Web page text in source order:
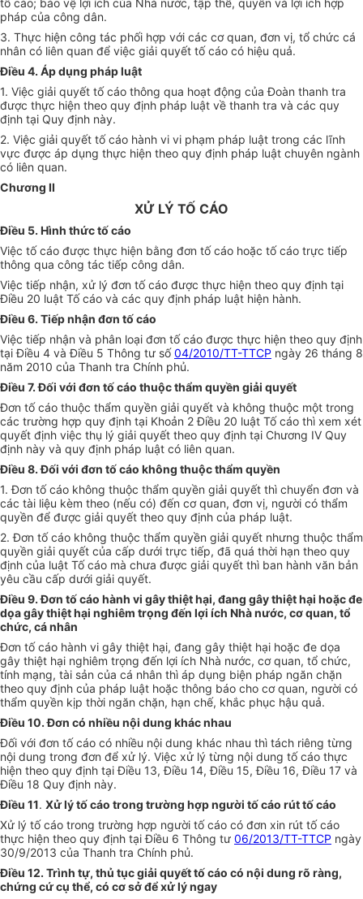
tố cáo; bảo vệ lợi ích của Nhà nước, tập thể, quyền và lợi ích hợp
pháp của công dân.
3. Thực hiện công tác phối hợp với các cơ quan, đơn vị, tổ chức cá
nhân có liên quan để việc giải quyết tố cáo có hiệu quả.
Điều 4. Áp dụng pháp luật
1. Việc giải quyết tố cáo thông qua hoạt động của Đoàn thanh tra
được thực hiện theo quy định pháp luật về thanh tra và các quy
định tại Quy định này.
2. Việc giải quyết tố cáo hành vi vi phạm pháp luật trong các lĩnh
vực được áp dụng thực hiện theo quy định pháp luật chuyên ngành
có liên quan.
Chương II
XỬ LÝ TỐ CÁO
Điều 5. Hình thức tố cáo
Việc tố cáo được thực hiện bằng đơn tố cáo hoặc tố cáo trực tiếp
thông qua công tác tiếp công dân.
Việc tiếp nhận, xử lý đơn tố cáo được thực hiện theo quy định tại
Điều 20 luật Tố cáo và các quy định pháp luật hiện hành.
Điều 6. Tiếp nhận đơn tố cáo
Việc tiếp nhận và phân loại đơn tố cáo được thực hiện theo quy định
tại Điều 4 và Điều 5 Thông tư số04/2010/TT-TTCP ngày 26 tháng 8
năm 2010 của Thanh tra Chính phủ.
Điều 7. Đối với đơn tố cáo thuộc thẩm quyền giải quyết
Đơn tố cáo thuộc thẩm quyền giải quyết và không thuộc một trong
các trường hợp quy định tại Khoản 2 Điều 20 luật Tố cáo thì xem xét
quyết định việc thụ lý giải quyết theo quy định tại Chương IV Quy
định này và quy định pháp luật có liên quan.
Điều 8. Đối với đơn tố cáo không thuộc thẩm quyền
1. Đơn tố cáo không thuộc thẩm quyền giải quyết thì chuyển đơn và
các tài liệu kèm theo (nếu có) đến cơ quan, đơn vị, người có thẩm
quyền để được giải quyết theo quy định của pháp luật.
2. Đơn tố cáo không thuộc thẩm quyền giải quyết nhưng thuộc thẩm
quyền giải quyết của cấp dưới trực tiếp, đã quá thời hạn theo quy
định của luật Tố cáo mà chưa được giải quyết thì ban hành văn bản
yêu cầu cấp dưới giải quyết.
Điều 9. Đơn tố cáo hành vi gây thiệt hại, đang gây thiệt hại hoặc đe
dọa gây thiệt hại nghiêm trọng đến lợi ích Nhà nước, cơ quan, tổ
chức, cá nhân
Đơn tố cáo hành vi gây thiệt hại, đang gây thiệt hại hoặc đe dọa
gây thiệt hại nghiêm trọng đến lợi ích Nhà nước, cơ quan, tổ chức,
tính mạng, tài sản của cá nhân thì áp dụng biện pháp ngăn chặn
theo quy định của pháp luật hoặc thông báo cho cơ quan, người có
thẩm quyền kịp thời ngăn chặn, hạn chế, khắc phục hậu quả.
Điều 10. Đơn có nhiều nội dung khác nhau
Đối với đơn tố cáo có nhiều nội dung khác nhau thì tách riêng từng
nội dung trong đơn để xử lý. Việc xử lý từng nội dung tố cáo thực
hiện theo quy định tại Điều 13, Điều 14, Điều 15, Điều 16, Điều 17 và
Điều 18 Quy định này.
Điều 11. Xử lý tố cáo trong trường hợp người tố cáo rút tố cáo
Xử lý tố cáo trong trường hợp người tố cáo có đơn xin rút tố cáo
thực hiện theo quy định tại Điều 6 Thông tư 06/2013/TT-TTCP ngày
30/9/2013 của Thanh tra Chính phủ.
Điều 12. Trình tự, thủ tục giải quyết tố cáo có nội dung rõ ràng,
chứng cứ cụ thể, có cơ sở để xử lý ngay